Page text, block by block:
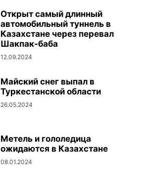
Открыт самый длинный
автомобильный туннель в
Казахстане через перевал
Шакпак-баба
12.09.2024
Майский снег выпал в
Туркестанской области
26.05.2024
Метель и гололедица
ожидаются в Казахстане
08.01.2024